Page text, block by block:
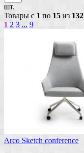
шт.
Товары с 1 по 15 из 132
1 2 3 ... 9
Arco Sketch conference